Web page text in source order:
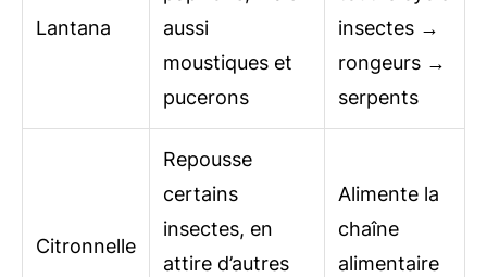
Lantana
aussi
moustiques et
pucerons
insectes →
rongeurs →
serpents
Citronnelle
Repousse
certains
insectes, en
attire d’autres
Alimente la
chaîne
alimentaire